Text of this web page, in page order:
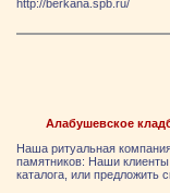
http://berkana.spb.ru/
Алабушевское
Наша ритуальная
памятников: Наши
каталога, или предложить